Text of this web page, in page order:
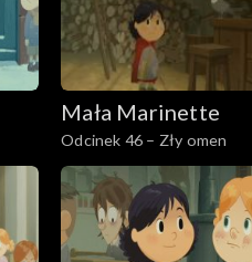
Mała Marinette
Odcinek 46 – Zły omen